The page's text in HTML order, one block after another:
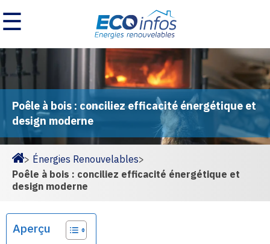
☰
Poêle à bois : conciliez efficacité énergétique et
design moderne
Homepage
> Énergies Renouvelables>
Poêle à bois : conciliez efficacité énergétique et
design moderne
Aperçu